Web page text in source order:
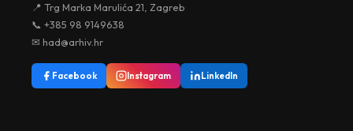
📍 Trg Marka Marulića 21, Zagreb
📞 +385 98 9149638
✉ had@arhiv.hr
Facebook Instagram LinkedIn